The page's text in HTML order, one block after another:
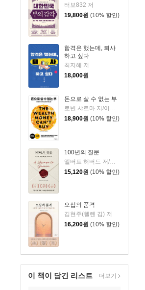
터보832 저
19,800원 (10% 할인)
합격은 했는데, 퇴사
하고 싶다
최지혜 저
18,000원
돈으로 살 수 없는 부
18,900원 (10% 할인)
100년의 질문
엘버트 허버드 저/충희 편
15,120원 (10% 할인)
오십의 품격
김현주(헬렌 김) 저
16,200원 (10% 할인)
이 책이 담긴 리스트 더보기